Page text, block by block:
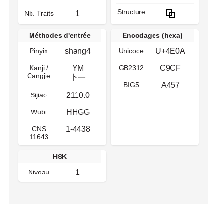
Nb. Traits 1 Structure
Méthodes d'entrée
Pinyin
shang4
Kanji /
Cangjie
YM
卜一
Sijiao 2110.0
Wubi HHGG
CNS
11643
1-4438
Encodages (hexa)
Unicode
U+4E0A
GB2312 C9CF
BIG5 A457
HSK
Niveau
1